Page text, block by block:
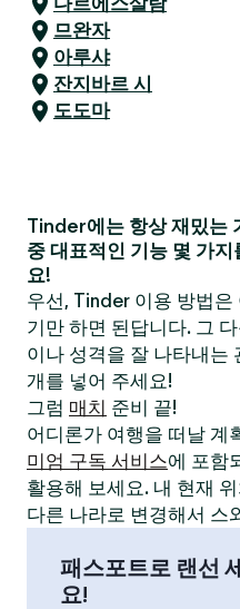
므완자
아루샤
잔지바르 시
도도마
Tinder에는 항상 재밌는
중 대표적인 기능 몇 가지
요!
우선, Tinder 이용 방법은
기만 하면 된답니다. 그
이나 성격을 잘 나타내는
개를 넣어 주세요!
그럼 매치 준비 끝!
어디론가 여행을 떠날 계
미엄 구독 서비스에 포함
활용해 보세요. 내 현재
다른 나라로 변경해서 스
패스포트로 랜선
요!